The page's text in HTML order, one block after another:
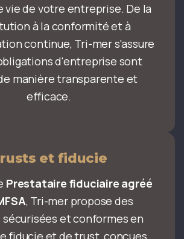
vie de votre entreprise. De la
à la conformité et à
continue, Tri-mer s'assure
d'entreprise sont
manière transparente et
efficace.
et fiducie
Prestataire fiduciaire agréé
, Tri-mer propose des
et conformes en
fiducie et de trust, conçues